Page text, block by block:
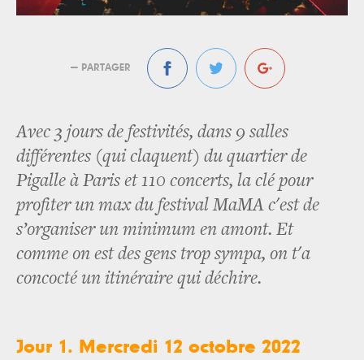
— PARTAGER
Avec 3 jours de festivités, dans 9 salles
différentes (qui claquent) du quartier de
Pigalle à Paris et 110 concerts, la clé pour
profiter un max du festival MaMA c'est de
s’organiser un minimum en amont. Et
comme on est des gens trop sympa, on t'a
concocté un itinéraire qui déchire.
Jour 1. Mercredi 12 octobre 2022